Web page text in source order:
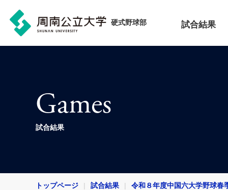
硬式野球部 試合結果
Games
試合結果
トップページ 試合結果 令和８年度中国六大学野球春